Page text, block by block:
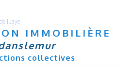
Juaye
IMMOBILIÈRE
collectives